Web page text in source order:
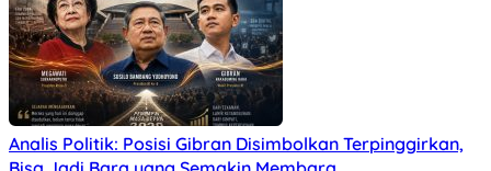
Analis Politik: Posisi Gibran Disimbolkan Terpinggirkan,